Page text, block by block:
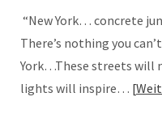
“New York… concrete
There’s nothing you
York…These streets will
lights will inspire…